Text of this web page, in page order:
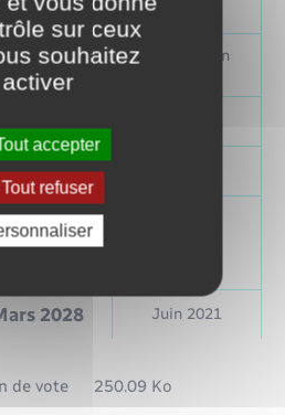
juin 2024 Mai 2019
2026
Mars et juin
2027
2028
2028 Juin 2021
de vote 250.09 Ko
sur ceux
souhaitez
activer
accepter
Tout refuser